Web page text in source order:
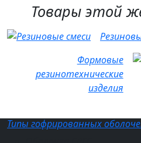
Товары этой
Формовые
резинотехнические
изделия
Типы гофрированных